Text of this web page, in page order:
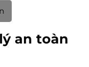
an toàn